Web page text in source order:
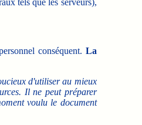
tels que les serveurs),
conséquent. La
d'utiliser au mieux
Il ne peut préparer
voulu le document